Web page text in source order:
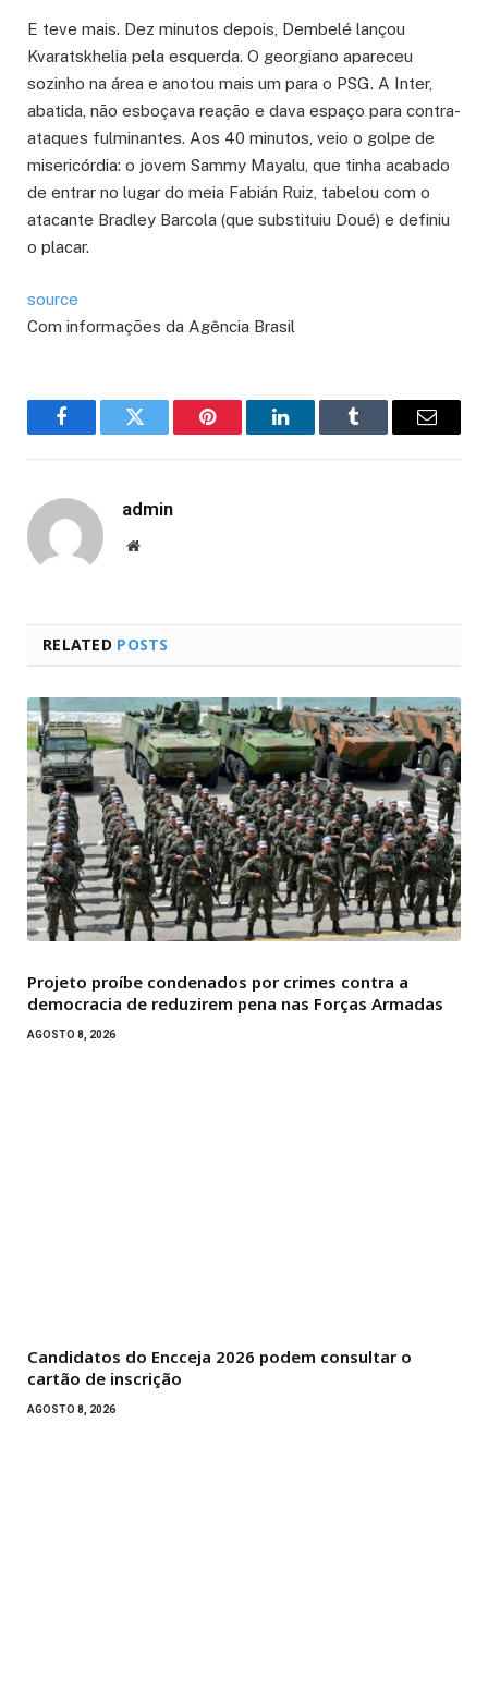
E teve mais. Dez minutos depois, Dembelé lançou
Kvaratskhelia pela esquerda. O georgiano apareceu
sozinho na área e anotou mais um para o PSG. A Inter,
abatida, não esboçava reação e dava espaço para contra-
ataques fulminantes. Aos 40 minutos, veio o golpe de
misericórdia: o jovem Sammy Mayalu, que tinha acabado
de entrar no lugar do meia Fabián Ruiz, tabelou com o
atacante Bradley Barcola (que substituiu Doué) e definiu
o placar.
source
Com informações da Agência Brasil
FacebookTwitter Pinterest LinkedInTumblr Email
admin
Website
RELATED POSTS
Projeto proíbe condenados por crimes contra a
democracia de reduzirem pena nas Forças Armadas
AGOSTO 8, 2026
Candidatos do Encceja 2026 podem consultar o
cartão de inscrição
AGOSTO 8, 2026